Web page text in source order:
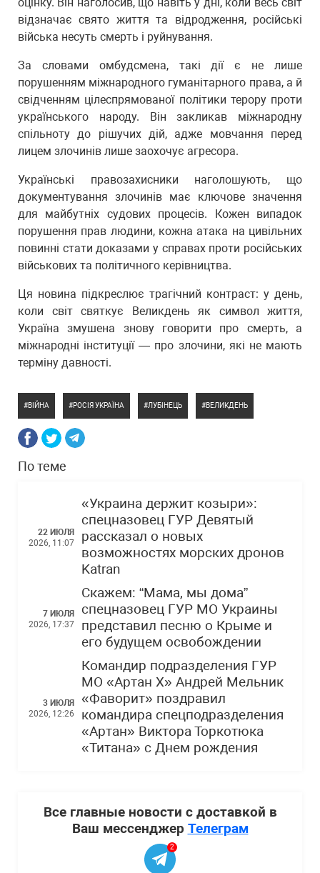
відзначає свято життя та відродження, російські
війська несуть смерть і руйнування.
За словами омбудсмена, такі дії є не лише
порушенням міжнародного гуманітарного права, а й
свідченням цілеспрямованої політики терору проти
українського народу. Він закликав міжнародну
спільноту до рішучих дій, адже мовчання перед
лицем злочинів лише заохочує агресора.
Українські правозахисники наголошують, що
документування злочинів має ключове значення
для майбутніх судових процесів. Кожен випадок
порушення прав людини, кожна атака на цивільних
повинні стати доказами у справах проти російських
військових та політичного керівництва.
Ця новина підкреслює трагічний контраст: у день,
коли світ святкує Великдень як символ життя,
Україна змушена знову говорити про смерть, а
міжнародні інституції — про злочини, які не мають
терміну давності.
ВІЙНА РОСІЯ УКРАЇНА ЛУБІНЕЦЬ ВЕЛИКДЕНЬ
По теме
22 ИЮЛЯ
2026, 11:07
«Украина держит козыри»:
спецназовец ГУР Девятый
рассказал о новых
возможностях морских дронов
Katran
7 ИЮЛЯ
2026, 17:37
Скажем: “Мама, мы дома”
спецназовец ГУР МО Украины
представил песню о Крыме и
его будущем освобождении
3 ИЮЛЯ
2026, 12:26
Командир подразделения ГУР
МО «Артан Х» Андрей Мельник
«Фаворит» поздравил
командира спецподразделения
«Артан» Виктора Торкотюка
«Титана» с Днем рождения
Все главные новости с доставкой в
Ваш мессенджер Телеграм
2